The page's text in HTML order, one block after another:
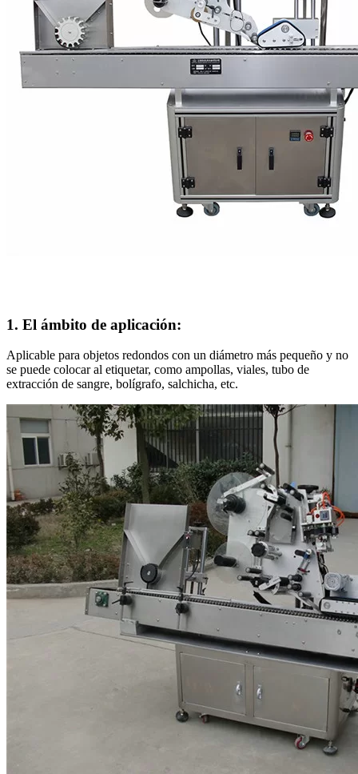
1. El ámbito de aplicación:
Aplicable para objetos redondos con un diámetro más pequeño y no
se puede colocar al etiquetar, como ampollas, viales, tubo de
extracción de sangre, bolígrafo, salchicha, etc.